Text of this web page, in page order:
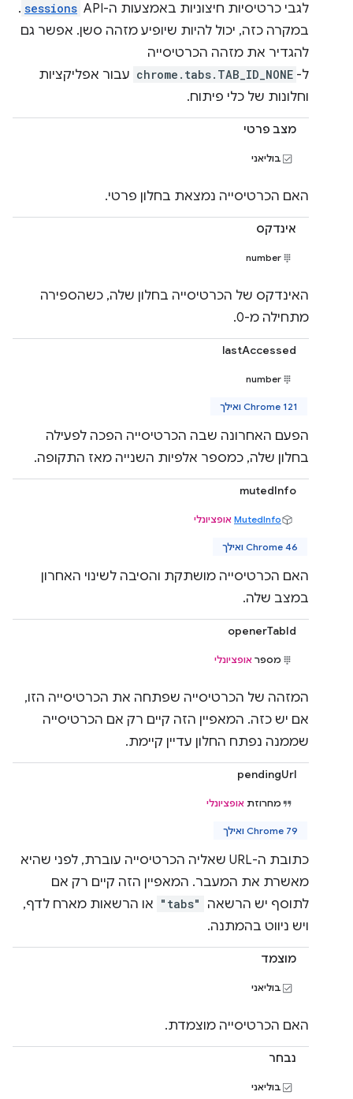
לגבי כרטיסיות חיצוניות באמצעות ה-API ‏
sessions
.
במקרה כזה, יכול להיות שיופיע מזהה סשן. אפשר גם
להגדיר את מזהה הכרטיסייה
ל- chrome.tabs.TAB_ID_NONE עבור אפליקציות
וחלונות של כלי פיתוח.
מצב פרטי
בוליאני
האם הכרטיסייה נמצאת בחלון פרטי.
אינדקס
number
האינדקס של הכרטיסייה בחלון שלה, כשהספירה
מתחילה מ-0.
lastAccessed
number
Chrome 121 ואילך
הפעם האחרונה שבה הכרטיסייה הפכה לפעילה
בחלון שלה, כמספר אלפיות השנייה מאז התקופה.
mutedInfo
MutedInfo אופציונלי
Chrome 46 ואילך
האם הכרטיסייה מושתקת והסיבה לשינוי האחרון
במצב שלה.
openerTabId
מספר אופציונלי
המזהה של הכרטיסייה שפתחה את הכרטיסייה הזו,
אם יש כזה. המאפיין הזה קיים רק אם הכרטיסייה
שממנה נפתח החלון עדיין קיימת.
pendingUrl
מחרוזת אופציונלי
Chrome 79 ואילך
כתובת ה-URL שאליה הכרטיסייה עוברת, לפני שהיא
מאשרת את המעבר. המאפיין הזה קיים רק אם
לתוסף יש הרשאה
"tabs" או הרשאות מארח לדף,
ויש ניווט בהמתנה.
מוצמד
בוליאני
האם הכרטיסייה מוצמדת.
נבחר
בוליאני